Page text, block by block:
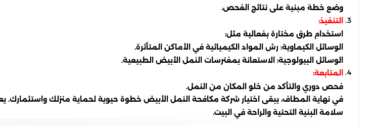
وضع خطة مبنية على نتائج الفحص.
التنفيذ:
استخدام طرق مختارة بفعالية مثل:
الوسائل الكيماوية: رش المواد الكيميائية في الأماكن المتأثرة.
الوسائل البيولوجية: الاستعانة بمفترسات النمل الأبيض الطبيعية.
المتابعة:
فحص دوري والتأكد من خلو المكان من النمل.
في نهاية المطاف، يبقى اختيار شركة مكافحة النمل الأبيض خطوة حيوية لحماية منزلك واستثمارك.
سلامة البنية التحتية والراحة في البيت.